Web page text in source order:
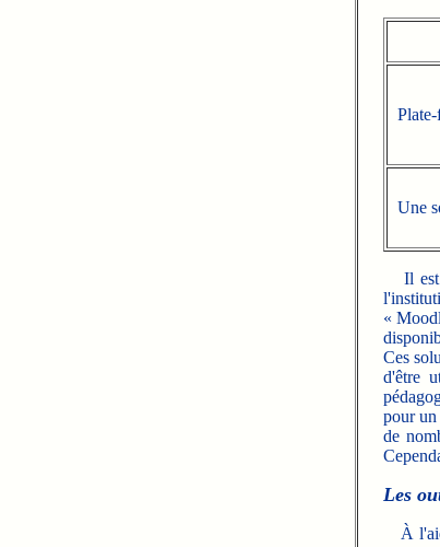
Une
Il
«
Ces
d'être
pour un
de
Les
À